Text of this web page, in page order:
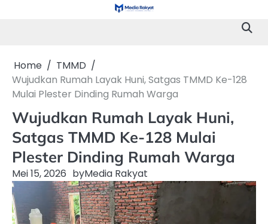
Home
TMMD
Wujudkan Rumah Layak Huni, Satgas TMMD Ke-128
Mulai Plester Dinding Rumah Warga
Wujudkan Rumah Layak Huni,
Satgas TMMD Ke-128 Mulai
Plester Dinding Rumah Warga
Mei 15, 2026 byMedia Rakyat